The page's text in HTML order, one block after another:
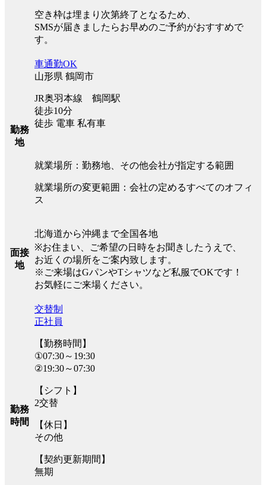
空き枠は埋まり次第終了となるため、
SMSが届きましたらお早めのご予約がおすすめで
す。
勤務
地
車通勤OK
山形県 鶴岡市
JR奥羽本線 鶴岡駅
徒歩10分
徒歩 電車 私有車
就業場所：勤務地、その他会社が指定する範囲
就業場所の変更範囲：会社の定めるすべてのオフィ
ス
面接
地
北海道から沖縄まで全国各地
※お住まい、ご希望の日時をお聞きしたうえで、
お近くの場所をご案内致します。
※ご来場はGパンやTシャツなど私服でOKです！
お気軽にご来場ください。
勤務
時間
交替制
正社員
【勤務時間】
①07:30～19:30
②19:30～07:30
【シフト】
2交替
【休日】
その他
【契約更新期間】
無期